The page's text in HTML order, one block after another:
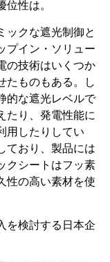
性は。
ックな遮光制御と
プイン・ソリュー
の技術はいくつか
たものもある。し
的な遮光レベルで
たり、発電性能に
用したりしてい
ており、製品には
クシートはフッ素
性の高い素材を使
を検討する日本企